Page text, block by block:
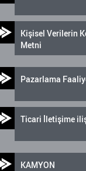
Kişisel Verilerin
Metni
Pazarlama
Ticari İletişime
KAMYON